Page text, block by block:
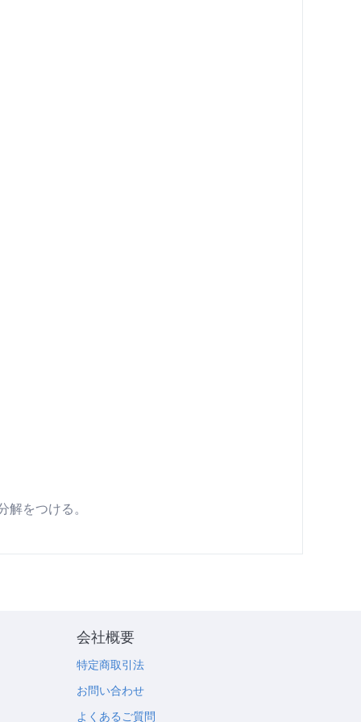
をつける。
会社概要
特定商取引法
お問い合わせ
よくあるご質問